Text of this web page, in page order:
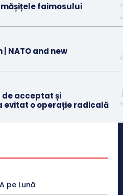
faimosului
NATO and new
de acceptat și
o operație radicală
pe Lună